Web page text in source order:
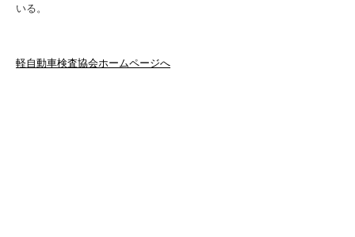
いる。
軽自動車検査協会ホームページへ